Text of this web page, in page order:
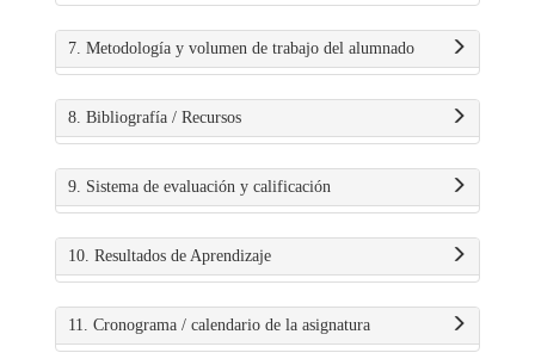
7. Metodología y volumen de trabajo del alumnado
8. Bibliografía / Recursos
9. Sistema de evaluación y calificación
10. Resultados de Aprendizaje
11. Cronograma / calendario de la asignatura